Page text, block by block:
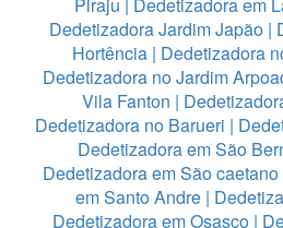
Dedetizadora Jardim Japão |
Hortência | Dedetizadora
Dedetizadora no Jardim
Vila Fanton |
Dedetizadora no Barueri |
Dedetizadora em São
Dedetizadora em São
em Santo Andre|
Dedetizadora em Osasco |